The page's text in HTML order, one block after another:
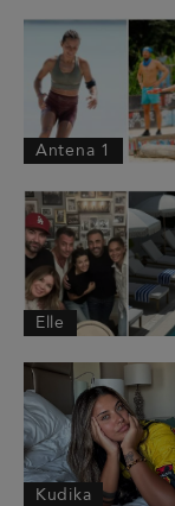
Antena 1
Elle
Kudika